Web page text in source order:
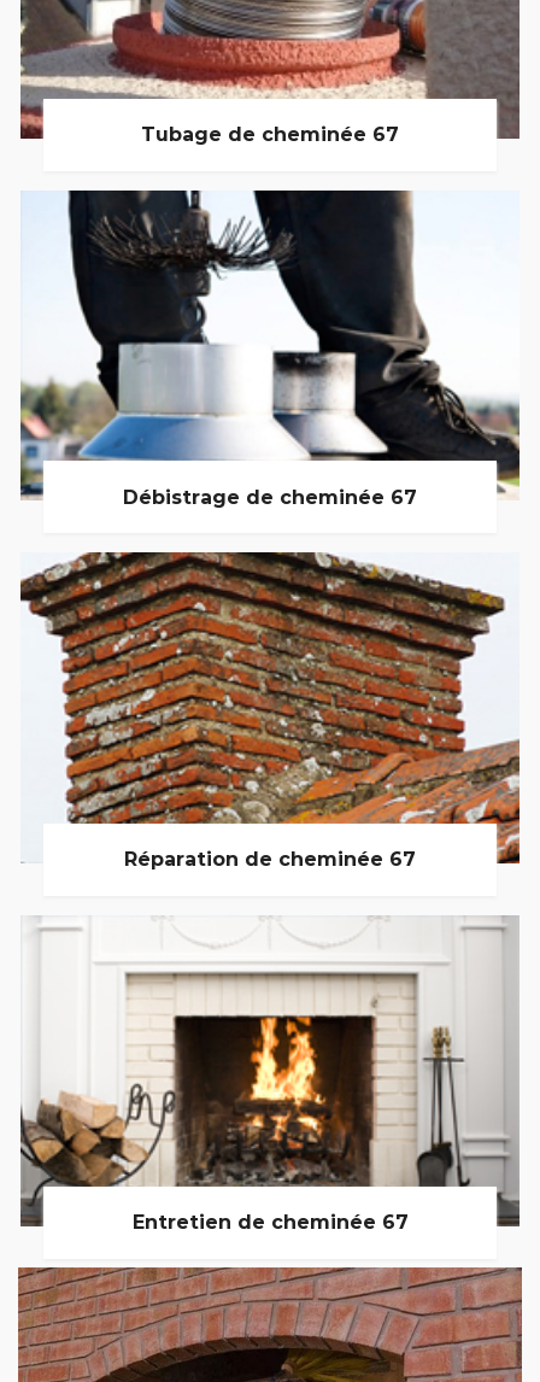
Tubage de cheminée 67
Débistrage de cheminée 67
Réparation de cheminée 67
Entretien de cheminée 67